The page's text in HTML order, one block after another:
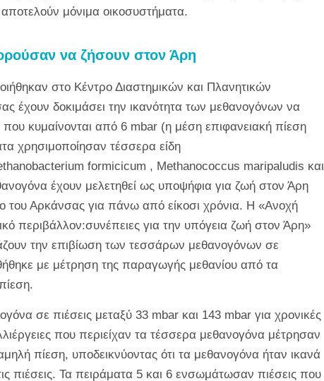
μόνιμα οικοσυστήματα.
να ζήσουν στον Άρη
στο Κέντρο Διαστημικών και Πλανητικών
έχουν δοκιμάσει την ικανότητα των μεθανογόνων να
κυμαίνονται από 6 mbar (η μέση επιφανειακή πίεση
χρησιμοποίησαν τέσσερα είδη
formicicum , Methanococcus maripaludis και
έχουν μελετηθεί ως υποψήφια για ζωή στον Άρη
του Αρκάνσας για πάνω από είκοσι χρόνια. Η «Ανοχή
περιβάλλον:συνέπειες για την υπόγεια ζωή στον Άρη»
την επιβίωση των τεσσάρων μεθανογόνων σε
με μέτρηση της παραγωγής μεθανίου από τα
σε πιέσεις μεταξύ 33 mbar και 143 mbar για χρονικές
που περιείχαν τα τέσσερα μεθανογόνα μέτρησαν
πίεση, υποδεικνύοντας ότι τα μεθανογόνα ήταν ικανά
πιέσεις. Τα πειράματα 5 και 6 ενσωμάτωσαν πιέσεις που